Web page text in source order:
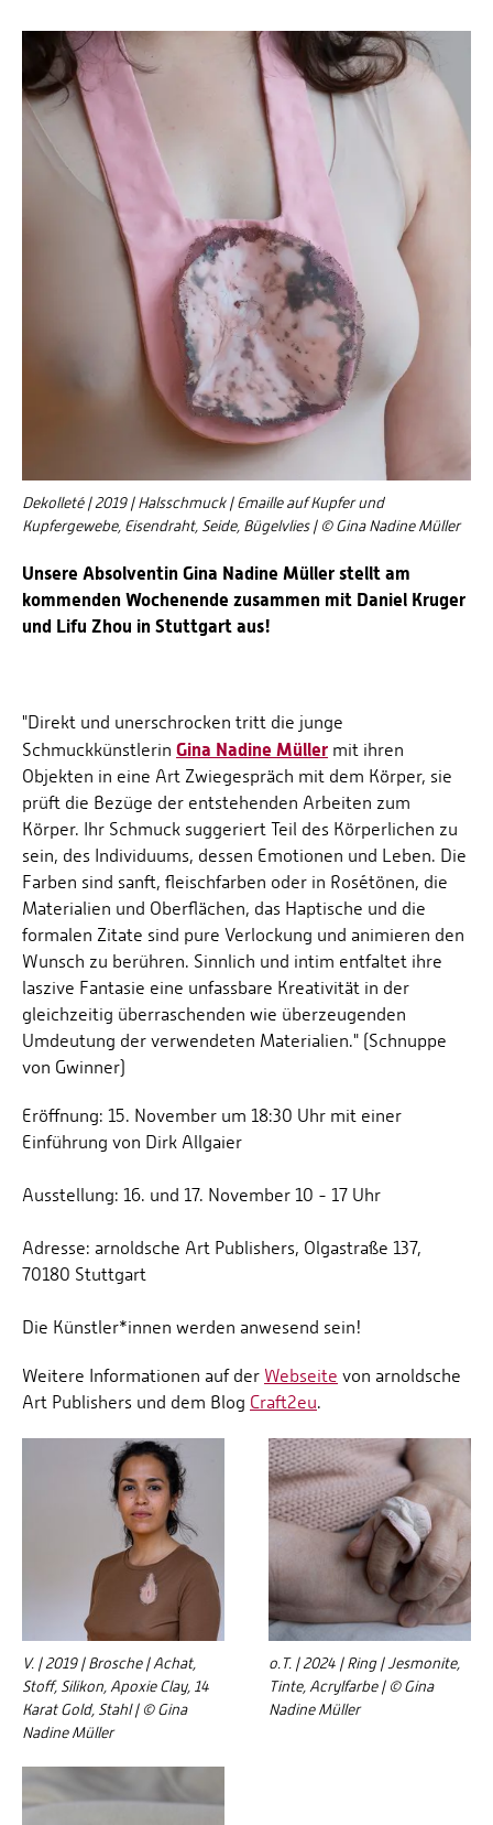
Dekolleté | 2019 | Halsschmuck | Emaille auf Kupfer und
Kupfergewebe, Eisendraht, Seide, Bügelvlies | © Gina Nadine Müller
Unsere Absolventin Gina Nadine Müller stellt am
kommenden Wochenende zusammen mit Daniel Kruger
und Lifu Zhou in Stuttgart aus!
"Direkt und unerschrocken tritt die junge
Schmuckkünstlerin Gina Nadine Müller mit ihren
Objekten in eine Art Zwiegespräch mit dem Körper, sie
prüft die Bezüge der entstehenden Arbeiten zum
Körper. Ihr Schmuck suggeriert Teil des Körperlichen zu
sein, des Individuums, dessen Emotionen und Leben. Die
Farben sind sanft, fleischfarben oder in Rosétönen, die
Materialien und Oberflächen, das Haptische und die
formalen Zitate sind pure Verlockung und animieren den
Wunsch zu berühren. Sinnlich und intim entfaltet ihre
laszive Fantasie eine unfassbare Kreativität in der
gleichzeitig überraschenden wie überzeugenden
Umdeutung der verwendeten Materialien." (Schnuppe
von Gwinner)
Eröffnung: 15. November um 18:30 Uhr mit einer
Einführung von Dirk Allgaier
Ausstellung: 16. und 17. November 10 - 17 Uhr
Adresse: arnoldsche Art Publishers, Olgastraße 137,
70180 Stuttgart
Die Künstler*innen werden anwesend sein!
Weitere Informationen auf der Webseite von arnoldsche
Art Publishers und dem Blog Craft2eu.
V. | 2019 | Brosche | Achat,
Stoff, Silikon, Apoxie Clay, 14
Karat Gold, Stahl | © Gina
Nadine Müller
o.T. | 2024 | Ring | Jesmonite,
Tinte, Acrylfarbe | © Gina
Nadine Müller